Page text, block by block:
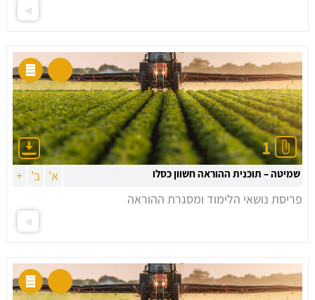
1
שמיטה – תוכנית ההוראה חשוון כסלו א' ב' +
פריסת נושאי הלימוד ומסגרת ההוראה